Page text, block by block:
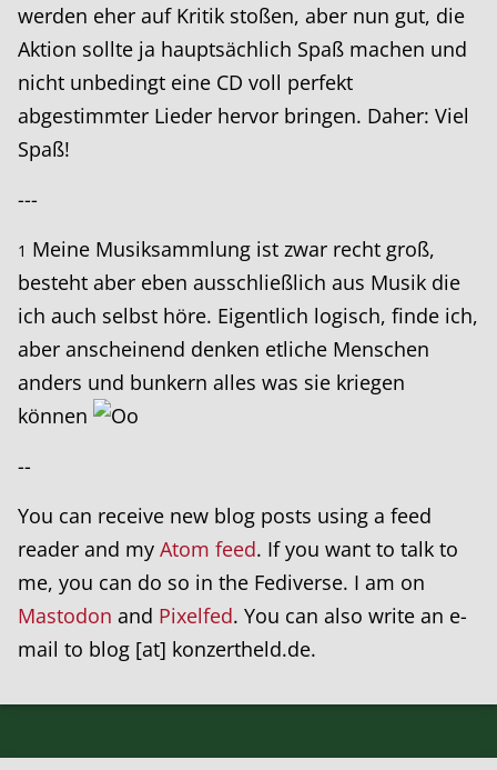
werden eher auf Kritik stoßen, aber nun gut, die
Aktion sollte ja hauptsächlich Spaß machen und
nicht unbedingt eine CD voll perfekt
abgestimmter Lieder hervor bringen. Daher: Viel
Spaß!
---
1 Meine Musiksammlung ist zwar recht groß,
besteht aber eben ausschließlich aus Musik die
ich auch selbst höre. Eigentlich logisch, finde ich,
aber anscheinend denken etliche Menschen
anders und bunkern alles was sie kriegen
können
--
You can receive new blog posts using a feed
reader and my Atom feed. If you want to talk to
me, you can do so in the Fediverse. I am on
Mastodon and Pixelfed. You can also write an e-
mail to blog [at] konzertheld.de.